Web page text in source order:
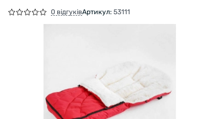
0 відгуківАртикул: 53111